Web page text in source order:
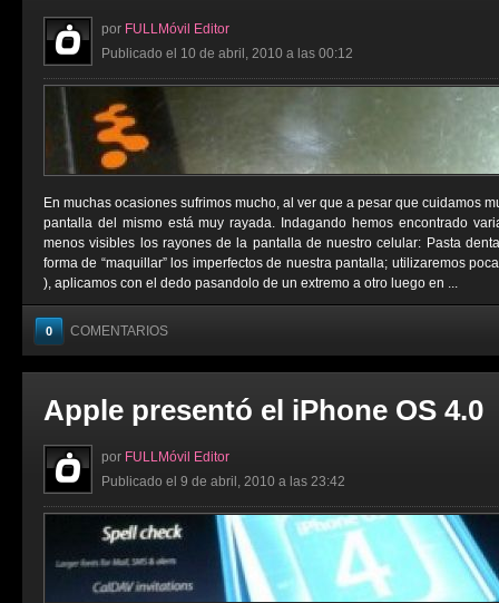
por FULLMóvil Editor
Publicado el 10 de abril, 2010 a las 00:12
En muchas ocasiones sufrimos mucho, al ver que a pesar que cuidamos
pantalla del mismo está muy rayada. Indagando hemos encontrado
menos visibles los rayones de la pantalla de nuestro celular: Pasta
forma de “maquillar” los imperfectos de nuestra pantalla; utilizaremos
), aplicamos con el dedo pasandolo de un extremo a otro luego en ...
0 COMENTARIOS
Apple presentó el iPhone OS 4.0
por FULLMóvil Editor
Publicado el 9 de abril, 2010 a las 23:42